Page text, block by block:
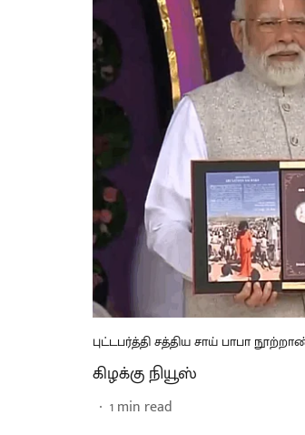
புட்டபர்த்தி சத்திய சாய் பாபா
கிழக்கு நியூஸ்
1min read